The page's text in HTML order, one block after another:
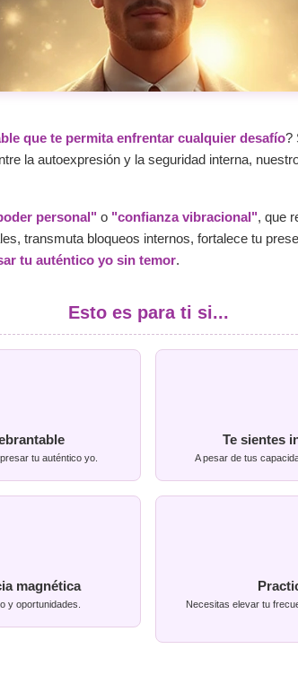
que te permita enfrentar cualquier desafío?
la autoexpresión y la seguridad interna,
personal" o "confianza vibracional", que
transmuta bloqueos internos, fortalece tu
tu auténtico yo sin temor.
Esto es para ti si...
tu auténtico yo.
Te sientes
A pesar de tus
magnética
y oportunidades.
Necesitas elevar tu